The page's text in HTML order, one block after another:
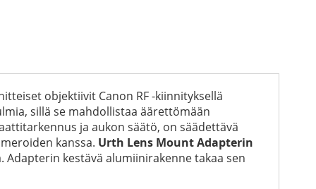
objektiivit Canon RF -kiinnityksellä
sillä se mahdollistaa äärettömään
ja aukon säätö, on säädettävä
kanssa. Urth Lens Mount Adapterin
kestävä alumiinirakenne takaa sen